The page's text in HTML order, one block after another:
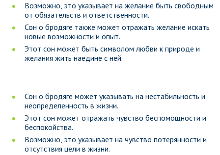
Возможно, это указывает на желание быть свободным
от обязательств и ответственности.
Сон о бродяге также может отражать желание искать
новые возможности и опыт.
Этот сон может быть символом любви к природе и
желания жить наедине с ней.
Сон о бродяге может указывать на нестабильность и
неопределенность в жизни.
Этот сон может отражать чувство беспомощности и
беспокойства.
Возможно, это указывает на чувство потерянности и
отсутствия цели в жизни.